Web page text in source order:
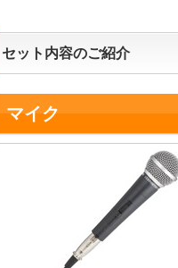
セット内容のご紹介
マイク